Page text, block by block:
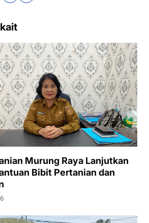
Murung Raya Lanjutkan
Bibit Pertanian dan